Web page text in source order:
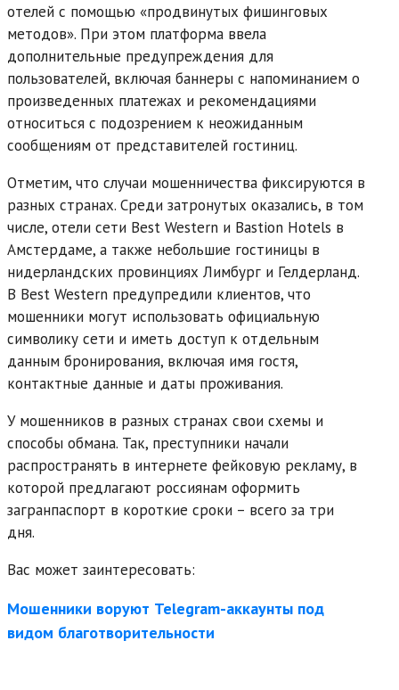
отелей с помощью «продвинутых фишинговых
методов». При этом платформа ввела
дополнительные предупреждения для
пользователей, включая баннеры с напоминанием о
произведенных платежах и рекомендациями
относиться с подозрением к неожиданным
сообщениям от представителей гостиниц.
Отметим, что случаи мошенничества фиксируются в
разных странах. Среди затронутых оказались, в том
числе, отели сети Best Western и Bastion Hotels в
Амстердаме, а также небольшие гостиницы в
нидерландских провинциях Лимбург и Гелдерланд.
В Best Western предупредили клиентов, что
мошенники могут использовать официальную
символику сети и иметь доступ к отдельным
данным бронирования, включая имя гостя,
контактные данные и даты проживания.
У мошенников в разных странах свои схемы и
способы обмана. Так, преступники начали
распространять в интернете фейковую рекламу, в
которой предлагают россиянам оформить
загранпаспорт в короткие сроки – всего за три
дня.
Вас может заинтересовать:
Мошенники воруют Telegram-аккаунты под
видом благотворительности